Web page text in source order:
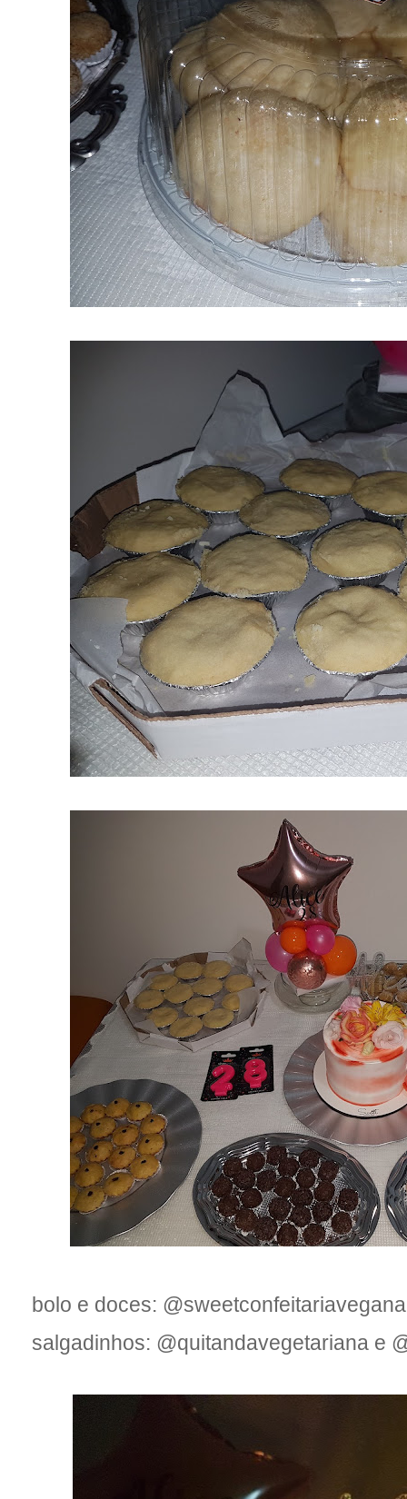
bolo e doces: @sweetconfeitariavegana
salgadinhos: @quitandavegetariana e